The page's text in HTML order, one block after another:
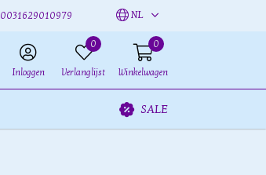
0031629010979 NL
Inloggen
0
Verlanglijst
0
Winkelwagen
SALE